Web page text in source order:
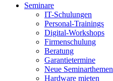
Seminare
IT-Schulungen
Personal-Trainings
Digital-Workshops
Firmenschulung
Beratung
Garantietermine
Neue Seminarthemen
Hardware mieten